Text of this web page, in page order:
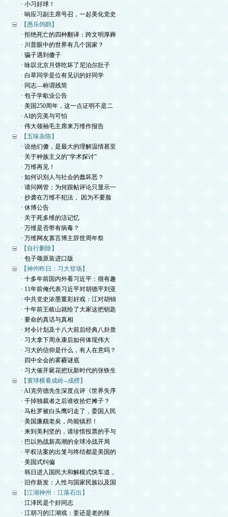
· 小习好球！
· 响应习副主席号召，一起美化党史
【愚乐鸽鹞】
· 拒绝死亡的四种翻译：跨文明厚葬
· 川普眼中的世界有几个国家？
· 骗子遇到傻子
· 咏叹北京月饼吃坏了尼泊尔肚子
· 白草同学是位有见识的好同学
· 同志—称谓残简
· 包子学歇业公告
· 美国250周年，这一点证明不是二
· AI的完美与可怕
· 伟大领袖毛主席来万维作报告
【五味杂陈】
· 说他们傻，是最大的理解温情甚至
· 关于种族主义的“学术探讨”
· 万维再见！
· 如何识别人与社会的蠢坏恶？
· 请问网管；为何跟帖评论只显示一
· 抄袭在万维不犯法， 因为不要脸
· 休博公告
· 关于死多维的活记忆
· 万维是否带有病毒？
· 万维网友寡言博主辞世周年祭
【自行删除】
· 包子颂原装进口版
【神州昨日：习大登场】
· 十多年前国内外看习近平：很有趣
· 11年前俺代表习近平对胡德平刘亚
· 中共党史浓墨重彩好戏：江对胡锦
· 十年前王岐山就给了大家这把钥匙
· 要命的真话与真相
· 对令计划及十八大前后经典八卦质
· 习大拿下周永康后如何体现伟大
· 习大的信仰是什么，有人在意吗？
· 四中全会的雾霾谜底
· 习大催开屍花把玩新时代的张铁生
【寰球横看成岭--成楞】
· AI克劳德先生深度点评《世界失序
· 干掉独裁者之后谁收拾烂摊子？
· 马杜罗被白头鹰叼走了，委国人民
· 美国廉颇老矣，尚能镇邪！
· 来到美利坚的，请珍惜投票的手与
· 巴以热战新高潮的全球冷战开局
· 平权法案的出笼与终结都是美国的
· 美国式纠偏
· 韩日进入国民大和解模式快车道，
· 旧作新发：人性与国家民族以及国
【江湖神州：江落石出】
· 江泽民是个好同志
· 江胡习的江湖戏：姜还是老的辣